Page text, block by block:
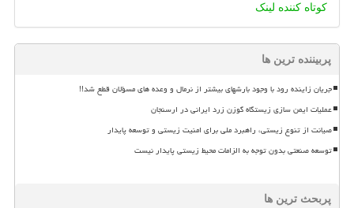
کوتاه کننده لینک
پربیننده ترین ها
جریان زاینده رود با وجود بارشهای بیشتر از نرمال و وعده های مسؤلان قطع شد!!
عملیات ایمن سازی زیستگاه گوزن زرد ایرانی در ارسنجان
صیانت از تنوع زیستی، راهبرد ملی برای امنیت زیستی و توسعه پایدار
توسعه صنعتی بدون توجه به الزامات محیط زیستی پایدار نیست
پربحث ترین ها